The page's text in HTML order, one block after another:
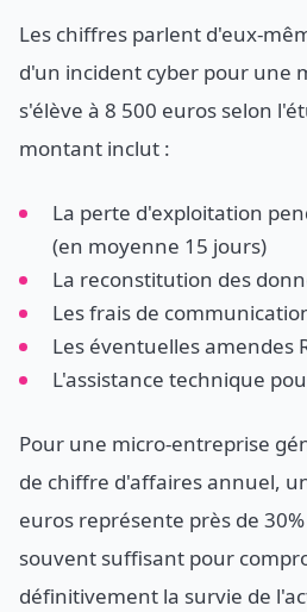
Les chiffres parlent d'eux-
d'un incident cyber pour une
s'élève à 8 500 euros selon
montant inclut :
La perte d'exploitation
(en moyenne 15 jours)
La reconstitution des
Les frais de
Les éventuelles amendes
L'assistance technique
Pour une micro-entreprise
de chiffre d'affaires annuel,
euros représente près de
souvent suffisant pour
définitivement la survie de